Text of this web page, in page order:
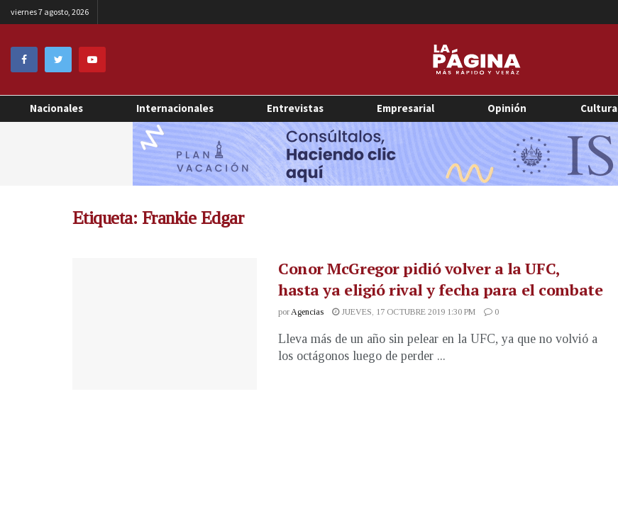
viernes 7 agosto, 2026
Nacionales Internacionales Entrevistas Empresarial Opinión Cultura
Etiqueta: Frankie Edgar
Conor McGregor pidió volver a la UFC,
hasta ya eligió rival y fecha para el combate
porAgencias JUEVES, 17 OCTUBRE 2019 1:30 PM 0
Lleva más de un año sin pelear en la UFC, ya que no volvió a
los octágonos luego de perder ...